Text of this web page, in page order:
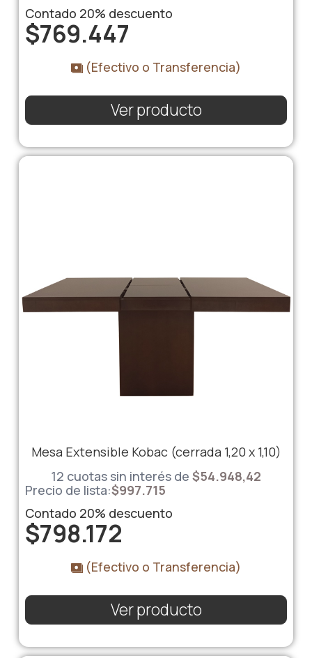
Contado 20% descuento
$769.447
(Efectivo o Transferencia)
Ver producto
Mesa Extensible Kobac (cerrada 1,20 x 1,10)
12 cuotas sin interés de $54.948,42
Precio de lista:$997.715
Contado 20% descuento
$798.172
(Efectivo o Transferencia)
Ver producto